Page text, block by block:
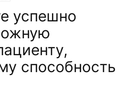
успешно
способность